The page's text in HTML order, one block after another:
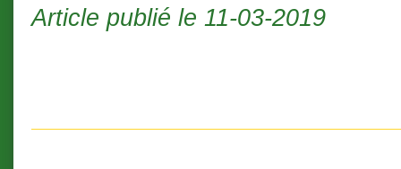
Article publié le 11-03-2019